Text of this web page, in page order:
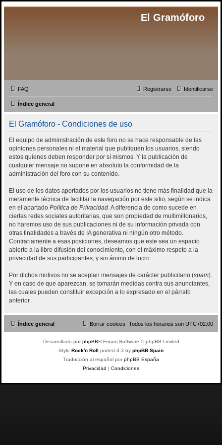
El Gramóforo
FAQ Identificarse
Registrarse
Índice general
El Gramóforo - Condiciones de uso
El equipo de administración de este foro no se hace responsable de las
opiniones personales ni el material que publiquen los usuarios, siendo
estos quienes deben responder por sí mismos. Y la publicación de
cualquier mensaje no supone en absoluto la conformidad de la
administración del foro con su contenido.
El uso de los datos aportados por los usuarios no tiene más finalidad que la
meramente técnica de facilitar la navegación por este sitio, según se indica
en el apartado Política de Privacidad. A diferencia de como sucede en
ciertas redes sociales autoritarias, que son propiedad de multimillonarios,
no haremos uso de sus publicaciones ni de su información privada con
otras finalidades a través de IA generativa ni ningún otro método.
Contrariamente a esas posiciones, deseamos que este sea un espacio
abierto a la libre difusión del conocimiento, con el máximo respeto a la
privacidad de sus participantes, y sin ánimo de lucro.
Por dichos motivos no se aceptan mensajes de carácter publicitario (spam).
Y en caso de que aparezcan, se tomarán medidas contra sus anunciantes,
las cuales pueden constituir excepción a lo expresado en el párrafo
anterior.
Índice general Todos los horarios son UTC+02:00
Borrar cookies
Desarrollado porphpBB® Forum Software © phpBB Limited
Style Rock'n Roll ported 3.3 by phpBB Spain
Traducción al español porphpBB España
Privacidad | Condiciones